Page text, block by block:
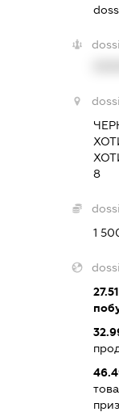
8
1
27.51